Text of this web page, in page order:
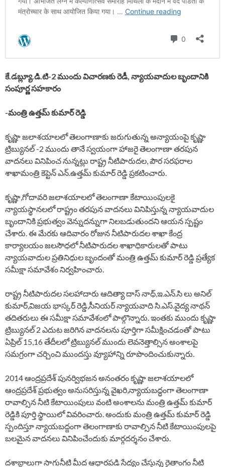
కే.డబ్ల్యూ.డి.టి-2 ముందు విచారణకు రెడీ, న్యాయవాదుల బృందానికి
సంపూర్ణ సహకారం
-మంత్రి ఉత్తమ్ కుమార్ రెడ్డి
కృష్ణా జలాశయాలలో తెలంగాణాకు జరుగుతున్న అన్యాయంపై కృష్ణా
ట్రిబ్యునల్ -2 ముందు తానే స్వయంగా హాజరై తెలంగాణా తరపున
వాదనలు వినిపించ నున్నట్లు రాష్ట్ర నీటిపారుదల, పౌర సరఫరాల
శాఖామంత్రి కెప్టెన్ ఎన్.ఉత్తమ్ కుమార్ రెడ్డి ప్రకటించారు.
కృష్ణా,గోదావరి జలాశయాలలో తెలంగాణా కేటాయింపులకై
న్యాయస్థానలలో రాష్ట్రం తరపున వాదనలు వినిపిస్తున్న న్యాయవాదుల
బృందానికి ప్రభుత్వం వెన్నుదన్నుగా నిలబడుతుందని ఆయన స్పష్టం
చేశారు. ఈ మేరకు ఆదివారం రోజున నీటిపారుదల శాఖా కేంద్ర
కార్యాలయం జలసౌధలో నీటిపారుదల శాఖాధికారులతో పాటు
న్యాయవాదుల ప్రతినిధుల బృందంతో మంత్రి ఉత్తమ్ కుమార్ రెడ్డి ప్రత్యేక
సమీక్షా సమావేశం నిర్వహించారు.
రాష్ట్ర నీటిపారుదల సలహాదారు ఆదిత్యా దాస్ నాధ్,ఇ.ఎన్.సి లు అనిల్
కుమార్,విజయ భాస్కర్ రెడ్డి,సీనియర్ న్యాయవాది సి.ఎస్.వైద్య నాథన్
తదితరులు ఈ సమీక్షా సమావేశంలో పాల్గొన్నారు. ఇంతకు ముందు కృష్ణా
ట్రిబ్యునల్ 2 ఎదుట జరిగిన వాదనలను పూర్తిగా సమీక్షించడంతో పాటు
ఏప్రిల్ 15,16 తేదీలలో ట్రిబ్యునల్ ముందు లెవనెత్తాల్సిన అంశాలపై
సమగ్రంగా చర్చించి ముందస్తు వ్యూహాన్ని రూపొందించుకున్నారు.
2014 ఆంద్రప్రదేశ్ పునర్విభజన అనంతరం కృష్ణా జలాశయాలలో
ఆంద్రప్రదేశ్ ప్రభుత్వం అనుసరిస్తున్న వైఖరి,న్యాయబద్ధంగా తెలంగాణా
రావాల్సిన నీటి కేటాయింపులు వంటి అంశాలను మంత్రి ఉత్తమ్ కుమార్
రెడ్డికి పూర్తి స్థాయిలో వివరించారు. అందుకు మంత్రి ఉత్తమ్ కుమార్ రెడ్డి
స్పందిస్తూ న్యాయబద్దంగా తెలంగాణాకు రావాల్సిన నీటి కేటాయింపులపై
బలమైన వాదనలు వినిపించేందుకు మార్గదర్శనం చేశారు.
దశాబ్దాలుగా సాగునీటి మీద ఆధారపడి సేద్యం చేస్తున్న రైతాంగం నీటి